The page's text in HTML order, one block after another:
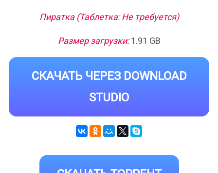
Пиратка (Таблетка: Не требуется)
Размер загрузки:1.91 GB
СКАЧАТЬ ЧЕРЕЗ DOWNLOAD
STUDIO